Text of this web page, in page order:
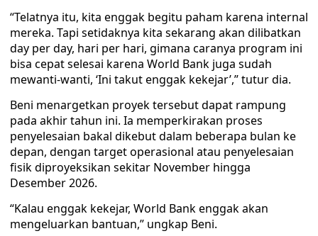
“Telatnya itu, kita enggak begitu paham karena internal
mereka. Tapi setidaknya kita sekarang akan dilibatkan
day per day, hari per hari, gimana caranya program ini
bisa cepat selesai karena World Bank juga sudah
mewanti-wanti, ‘Ini takut enggak kekejar’,” tutur dia.
Beni menargetkan proyek tersebut dapat rampung
pada akhir tahun ini. Ia memperkirakan proses
penyelesaian bakal dikebut dalam beberapa bulan ke
depan, dengan target operasional atau penyelesaian
fisik diproyeksikan sekitar November hingga
Desember 2026.
“Kalau enggak kekejar, World Bank enggak akan
mengeluarkan bantuan,” ungkap Beni.